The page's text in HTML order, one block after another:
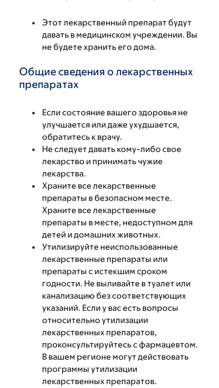
Этот лекарственный препарат будут
давать в медицинском учреждении. Вы
не будете хранить его дома.
Общие сведения о лекарственных
препаратах
Если состояние вашего здоровья не
улучшается или даже ухудшается,
обратитесь к врачу.
Не следует давать кому-либо свое
лекарство и принимать чужие
лекарства.
Храните все лекарственные
препараты в безопасном месте.
Храните все лекарственные
препараты в месте, недоступном для
детей и домашних животных.
Утилизируйте неиспользованные
лекарственные препараты или
препараты с истекшим сроком
годности. Не выливайте в туалет или
канализацию без соответствующих
указаний. Если у вас есть вопросы
относительно утилизации
лекарственных препаратов,
проконсультируйтесь с фармацевтом.
В вашем регионе могут действовать
программы утилизации
лекарственных препаратов.